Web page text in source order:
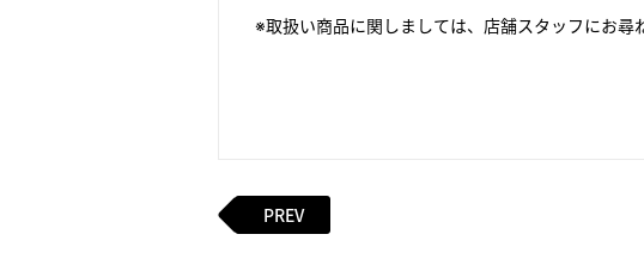
※取扱い商品に関しましては、店舗スタッフにお尋
PREV